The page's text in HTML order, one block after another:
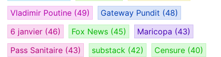
Vladimir Poutine (49) Gateway Pundit (48)
6 janvier (46) Fox News (45) Maricopa (43)
Pass Sanitaire (43) substack (42) Censure (40)